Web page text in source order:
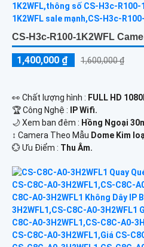
CS-H3c-R100-1K2WFL
1,400,000 ₫ 1,600,000 ₫
️👀 Chất lượng hình : FULL HD
🏆 Công Nghệ :
IP Wifi.
🌙 Xem ban đêm : Hồng Ngoại
↕️ Camera Theo Mẫu Dome Kim
️💮 Ưu Điểm : Thu Âm.